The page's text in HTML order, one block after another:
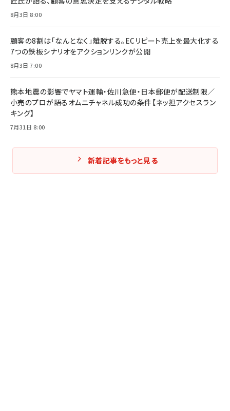
Amazonランキングをもっと見る
8月3日 8:00
顧客の8割は「なんとなく」離脱する。ECリピート売上を最大化する
7つの鉄板シナリオをアクションリンクが公開
8月3日 7:00
熊本地震の影響でヤマト運輸・佐川急便・日本郵便が配送制限／
小売のプロが語るオムニチャネル成功の条件【ネッ担アクセスラン
キング】
7月31日 8:00
新着記事をもっと見る